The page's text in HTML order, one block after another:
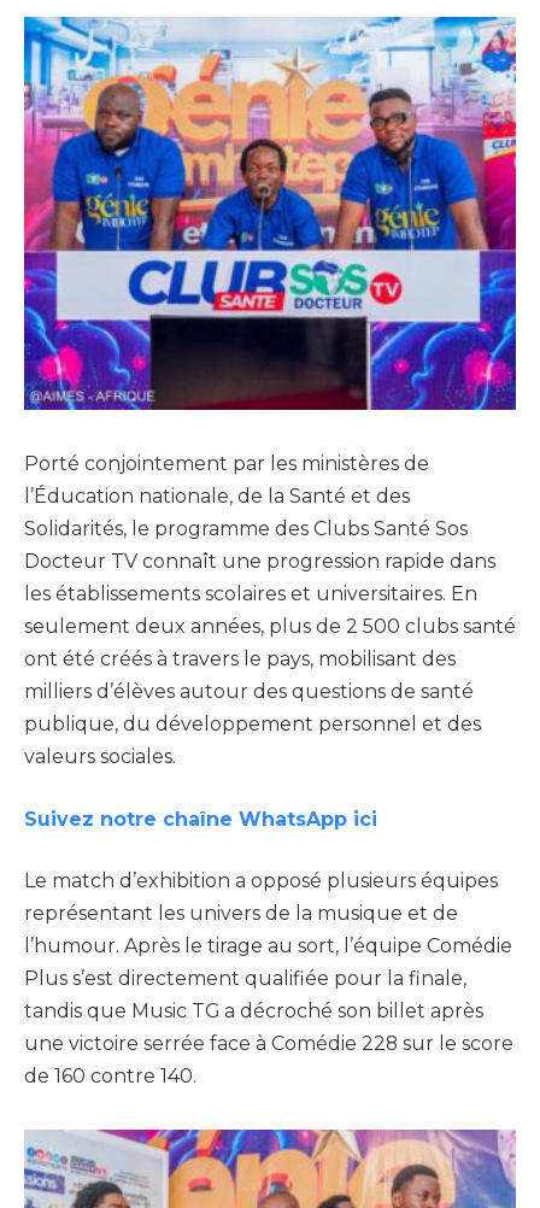
Porté conjointement par les ministères de
l’Éducation nationale, de la Santé et des
Solidarités, le programme des Clubs Santé Sos
Docteur TV connaît une progression rapide dans
les établissements scolaires et universitaires. En
seulement deux années, plus de 2 500 clubs santé
ont été créés à travers le pays, mobilisant des
milliers d’élèves autour des questions de santé
publique, du développement personnel et des
valeurs sociales.
Suivez notre chaîne WhatsApp ici
Le match d’exhibition a opposé plusieurs équipes
représentant les univers de la musique et de
l’humour. Après le tirage au sort, l’équipe Comédie
Plus s’est directement qualifiée pour la finale,
tandis que Music TG a décroché son billet après
une victoire serrée face à Comédie 228 sur le score
de 160 contre 140.